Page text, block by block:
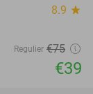
8.9 star
Regulier €75
€39